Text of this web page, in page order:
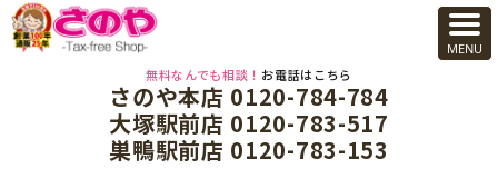
無料なんでも相談！お電話はこちら
さのや本店 0120-784-784
大塚駅前店 0120-783-517
巣鴨駅前店 0120-783-153